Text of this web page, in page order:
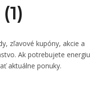
zľavové kupóny, akcie a
Ak potrebujete energiu
aktuálne ponuky.